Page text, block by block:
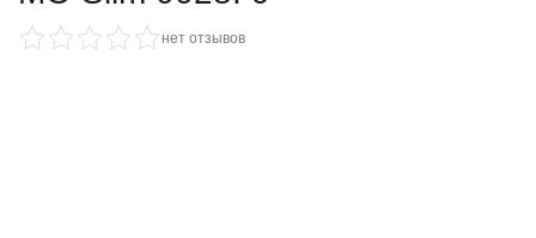
нет отзывов